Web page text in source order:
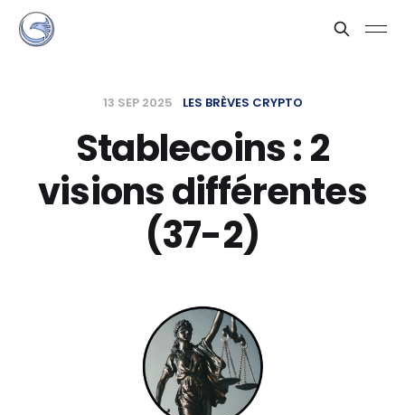
13 SEP 2025 LES BRÈVES CRYPTO
Stablecoins : 2
visions différentes
(37-2)